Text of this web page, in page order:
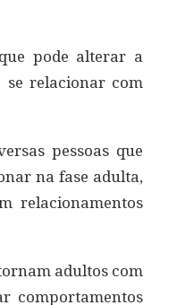
pode alterar a
se relacionar com
pessoas que
na fase adulta,
relacionamentos
adultos com
comportamentos